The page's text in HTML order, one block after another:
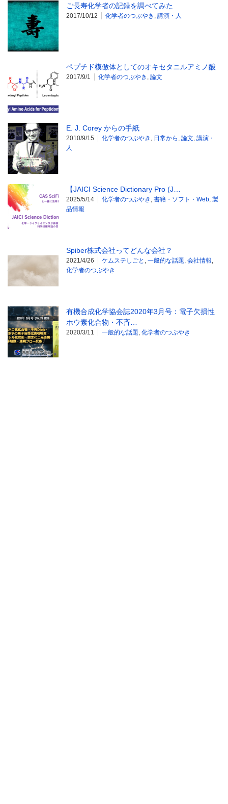
ご長寿化学者の記録を調べてみた
2017/10/12 化学者のつぶやき , 講演・人
ペプチド模倣体としてのオキセタニルアミノ酸
2017/9/1 化学者のつぶやき , 論文
E. J. Corey からの手紙
2010/9/15 化学者のつぶやき , 日常から , 論文, 講演・
人
【JAICI Science Dictionary Pro (J…
2025/5/14 化学者のつぶやき , 書籍・ソフト・Web, 製
品情報
Spiber株式会社ってどんな会社？
2021/4/26 ケムステしごと , 一般的な話題, 会社情報,
化学者のつぶやき
有機合成化学協会誌2020年3月号：電子欠損性
ホウ素化合物・不斉…
2020/3/11 一般的な話題, 化学者のつぶやき